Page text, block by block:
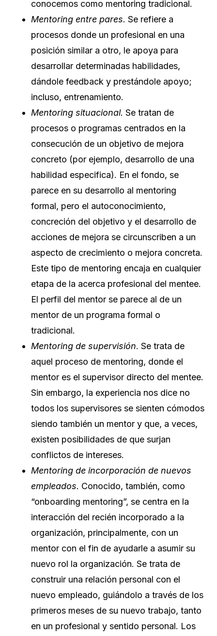
conocemos como mentoring tradicional.
Mentoring entre pares. Se refiere a
procesos donde un profesional en una
posición similar a otro, le apoya para
desarrollar determinadas habilidades,
dándole feedback y prestándole apoyo;
incluso, entrenamiento.
Mentoring situacional. Se tratan de
procesos o programas centrados en la
consecución de un objetivo de mejora
concreto (por ejemplo, desarrollo de una
habilidad especifica). En el fondo, se
parece en su desarrollo al mentoring
formal, pero el autoconocimiento,
concreción del objetivo y el desarrollo de
acciones de mejora se circunscriben a un
aspecto de crecimiento o mejora concreta.
Este tipo de mentoring encaja en cualquier
etapa de la acerca profesional del mentee.
El perfil del mentor se parece al de un
mentor de un programa formal o
tradicional.
Mentoring de supervisión. Se trata de
aquel proceso de mentoring, donde el
mentor es el supervisor directo del mentee.
Sin embargo, la experiencia nos dice no
todos los supervisores se sienten cómodos
siendo también un mentor y que, a veces,
existen posibilidades de que surjan
conflictos de intereses.
Mentoring de incorporación de nuevos
empleados. Conocido, también, como
“onboarding mentoring”, se centra en la
interacción del recién incorporado a la
organización, principalmente, con un
mentor con el fin de ayudarle a asumir su
nuevo rol la organización. Se trata de
construir una relación personal con el
nuevo empleado, guiándolo a través de los
primeros meses de su nuevo trabajo, tanto
en un profesional y sentido personal. Los